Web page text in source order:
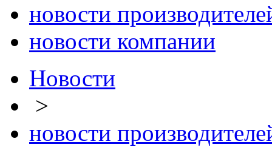
новости
новости компании
Новости
>
новости